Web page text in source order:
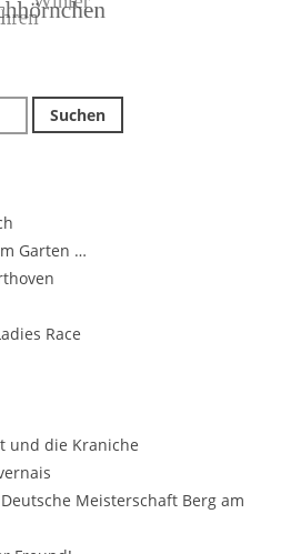
Garten …
Race
und die Kraniche
Meisterschaft Berg am